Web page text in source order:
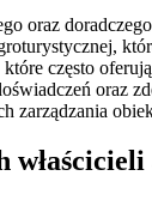
oraz
często